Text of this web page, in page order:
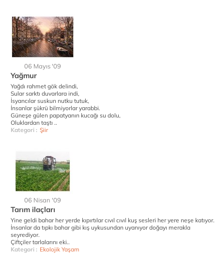
06 Mayıs '09
Yağmur
Yağdı rahmet gök delindi,
Sular sarktı duvarlara indi,
İsyancılar suskun nutku tutuk,
İnsanlar şükrü bilmiyorlar yarabbi.
Güneşe gülen papatyanın kucağı su dolu,
Oluklardan taştı ..
Kategori : Şiir
06 Nisan '09
Tarım ilaçları
Yine geldi bahar her yerde kıpırtılar cıvıl cıvıl kuş sesleri her yere neşe katıyor.
İnsanlar da tıpkı bahar gibi kış uykusundan uyanıyor doğayı merakla
seyrediyor.
Çiftçiler tarlalarını eki..
Kategori : Ekolojik Yaşam